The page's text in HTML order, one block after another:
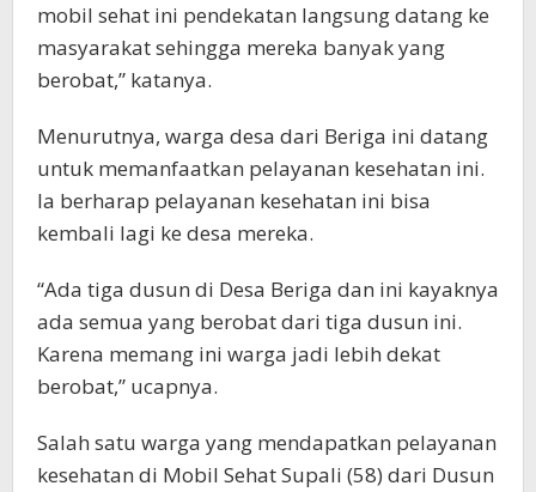
mobil sehat ini pendekatan langsung datang ke
masyarakat sehingga mereka banyak yang
berobat,” katanya.
Menurutnya, warga desa dari Beriga ini datang
untuk memanfaatkan pelayanan kesehatan ini.
Ia berharap pelayanan kesehatan ini bisa
kembali lagi ke desa mereka.
“Ada tiga dusun di Desa Beriga dan ini kayaknya
ada semua yang berobat dari tiga dusun ini.
Karena memang ini warga jadi lebih dekat
berobat,” ucapnya.
Salah satu warga yang mendapatkan pelayanan
kesehatan di Mobil Sehat Supali (58) dari Dusun